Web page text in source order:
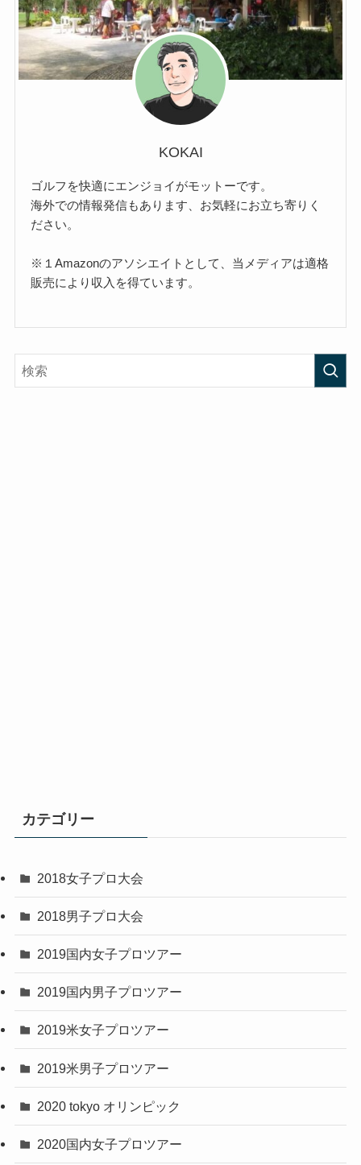
KOKAI
ゴルフを快適にエンジョイがモットーです。
海外での情報発信もあります、お気軽にお立ち寄りく
ださい。
※１Amazonのアソシエイトとして、当メディアは適格
販売により収入を得ています。
カテゴリー
2018女子プロ大会
2018男子プロ大会
2019国内女子プロツアー
2019国内男子プロツアー
2019米女子プロツアー
2019米男子プロツアー
2020 tokyo オリンピック
2020国内女子プロツアー